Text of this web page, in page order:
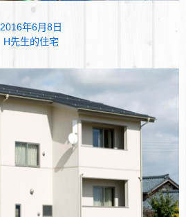
2016年6月8日
H先生的住宅